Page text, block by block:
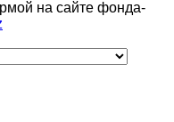
на сайте фонда-